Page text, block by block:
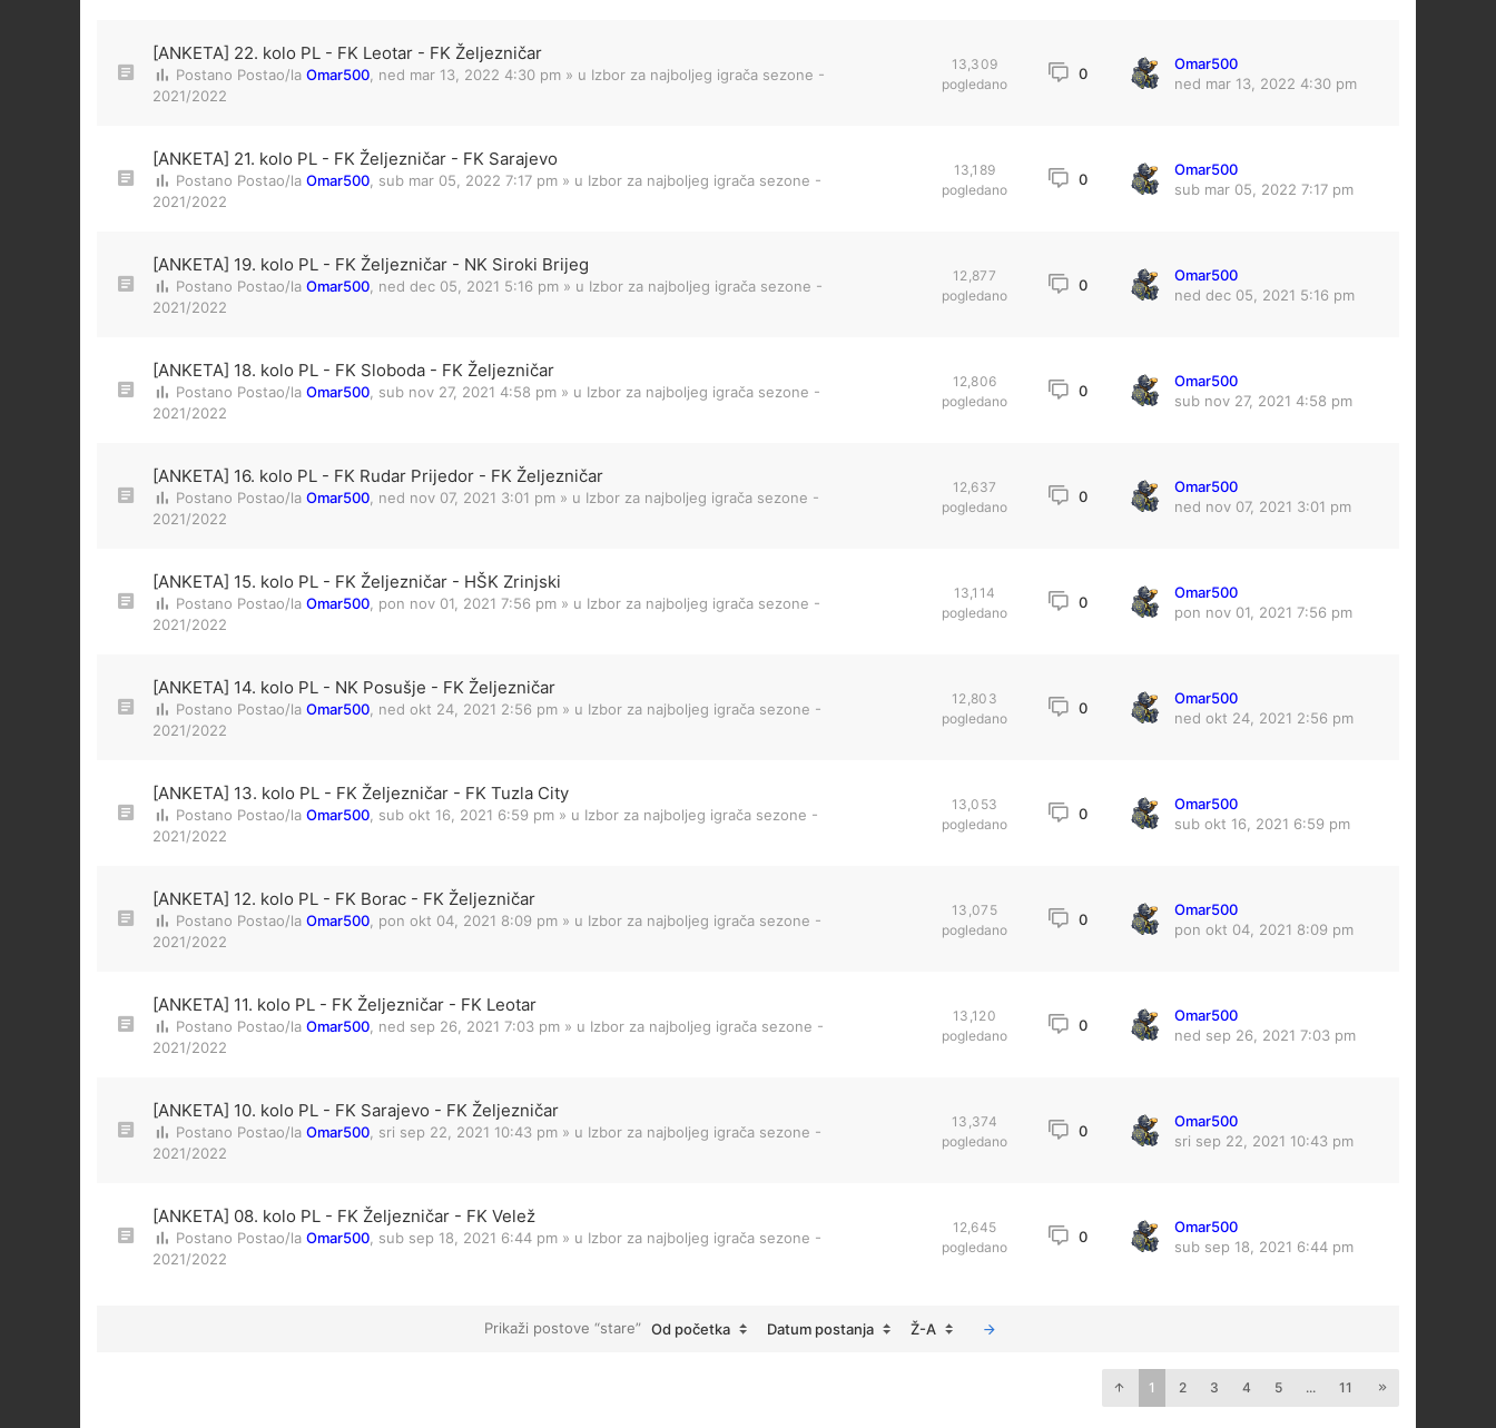
[ANKETA] 22. kolo PL - FK Leotar - FK Željezničar
Postano Postao/la Omar500 ned mar 13, 2022 4:30 pm » u Izbor za najboljeg igrača sezone -
2021/2022
13,309
pogledano
0
Omar500
ned mar 13, 2022 4:30 pm
[ANKETA] 21. kolo PL - FK Željezničar - FK Sarajevo
Postano Postao/la Omar500 sub mar 05, 2022 7:17 pm » u Izbor za najboljeg igrača sezone -
2021/2022
13,189
pogledano
0
Omar500
sub mar 05, 2022 7:17 pm
[ANKETA] 19. kolo PL - FK Željezničar - NK Siroki Brijeg
Postano Postao/la Omar500 ned dec 05, 2021 5:16 pm » u Izbor za najboljeg igrača sezone -
2021/2022
12,877
pogledano
0
Omar500
ned dec 05, 2021 5:16 pm
[ANKETA] 18. kolo PL - FK Sloboda - FK Željezničar
Postano Postao/la Omar500 sub nov 27, 2021 4:58 pm » u Izbor za najboljeg igrača sezone -
2021/2022
12,806
pogledano
0
Omar500
sub nov 27, 2021 4:58 pm
[ANKETA] 16. kolo PL - FK Rudar Prijedor - FK Željezničar
Postano Postao/la Omar500 ned nov 07, 2021 3:01 pm » u Izbor za najboljeg igrača sezone -
2021/2022
12,637
pogledano
0
Omar500
ned nov 07, 2021 3:01 pm
[ANKETA] 15. kolo PL - FK Željezničar - HŠK Zrinjski
Postano Postao/la Omar500 pon nov 01, 2021 7:56 pm » u Izbor za najboljeg igrača sezone -
2021/2022
13,114
pogledano
0
Omar500
pon nov 01, 2021 7:56 pm
[ANKETA] 14. kolo PL - NK Posušje - FK Željezničar
Postano Postao/la Omar500 ned okt 24, 2021 2:56 pm » u Izbor za najboljeg igrača sezone -
2021/2022
12,803
pogledano
0
Omar500
ned okt 24, 2021 2:56 pm
[ANKETA] 13. kolo PL - FK Željezničar - FK Tuzla City
Postano Postao/la Omar500 sub okt 16, 2021 6:59 pm » u Izbor za najboljeg igrača sezone -
2021/2022
13,053
pogledano
0
Omar500
sub okt 16, 2021 6:59 pm
[ANKETA] 12. kolo PL - FK Borac - FK Željezničar
Postano Postao/la Omar500 pon okt 04, 2021 8:09 pm » u Izbor za najboljeg igrača sezone -
2021/2022
13,075
pogledano
0
Omar500
pon okt 04, 2021 8:09 pm
[ANKETA] 11. kolo PL - FK Željezničar - FK Leotar
Postano Postao/la Omar500 ned sep 26, 2021 7:03 pm » u Izbor za najboljeg igrača sezone -
2021/2022
13,120
pogledano
0
Omar500
ned sep 26, 2021 7:03 pm
[ANKETA] 10. kolo PL - FK Sarajevo - FK Željezničar
Postano Postao/la Omar500 sri sep 22, 2021 10:43 pm » u Izbor za najboljeg igrača sezone -
2021/2022
13,374
pogledano
0
Omar500
sri sep 22, 2021 10:43 pm
[ANKETA] 08. kolo PL - FK Željezničar - FK Velež
Postano Postao/la Omar500 sub sep 18, 2021 6:44 pm » u Izbor za najboljeg igrača sezone -
2021/2022
12,645
pogledano
0
Omar500
sub sep 18, 2021 6:44 pm
Prikaži postove “stare” Od početka Datum postanja Ž-A
1 2 3 4 5 ... 11